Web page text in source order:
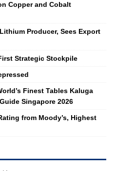
Copper and Cobalt
Producer, Sees Export
Strategic Stockpile
Finest Tables Kaluga
Singapore 2026
from Moody’s, Highest